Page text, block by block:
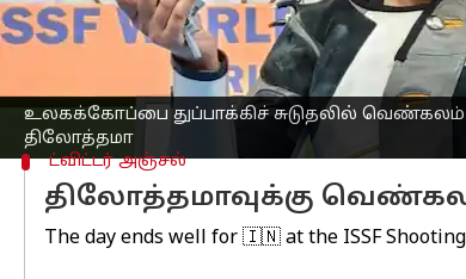
உலகக்கோப்பை துப்பாக்கிச் சுடுதலில்
திலோத்தமா
விளையாட்டுப் போட்டிகளிலும்
இந்நிலையில், கெய்ரோவில் நடந்த
ட்விட்டர் அஞ்சல்
திலோத்தமாவுக்கு
The day ends well for 🇮🇳 at the ISSF